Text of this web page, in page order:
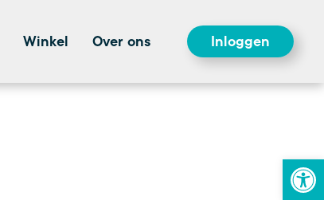
Winkel Over ons Inloggen